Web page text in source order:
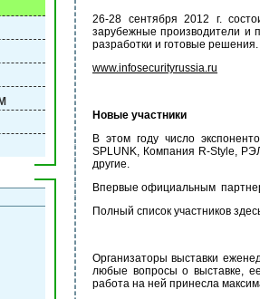
26-28 сентября 2012 г.
зарубежные производители и
разработки и готовые решения.
www.infosecurityrussia.ru
Новые участники
В этом году число
SPLUNK, Компания R-Style,
другие.
Впервые официальным
Полный список участников
Организаторы выставки
любые вопросы о выставке,
работа на ней принесла